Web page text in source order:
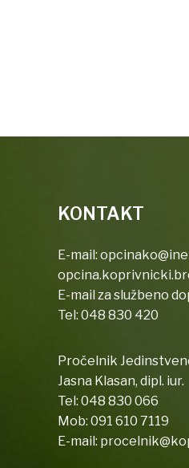
KONTAKT
E-mail:
E-mail za službeno
Tel: 048 830 420
Pročelnik
Jasna Klasan, dipl. iur.
Tel: 048 830 066
Mob: 091 610 7119
E-mail: